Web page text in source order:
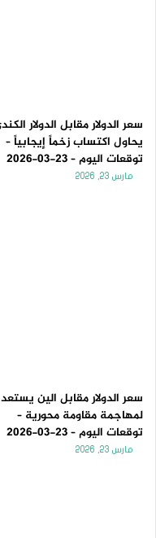
سعر الدولار مقابل الدولار
يحاول اكتساب زخماً إيجابياً –
توقعات اليوم – 23-03-2026
مارس 23, 2026
سعر الدولار مقابل الين يستعد
لمهاجمة مقاومة محورية –
توقعات اليوم – 23-03-2026
مارس 23, 2026